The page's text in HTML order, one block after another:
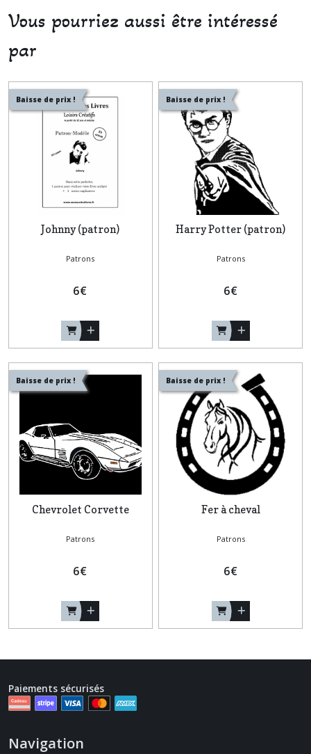
Vous pourriez aussi être intéressé
par
Baisse de prix !
Johnny (patron)
Patrons
6€
Baisse de prix !
Harry Potter (patron)
Patrons
6€
Baisse de prix !
Chevrolet Corvette
Patrons
6€
Baisse de prix !
Fer à cheval
Patrons
6€
Paiements sécurisés
Navigation